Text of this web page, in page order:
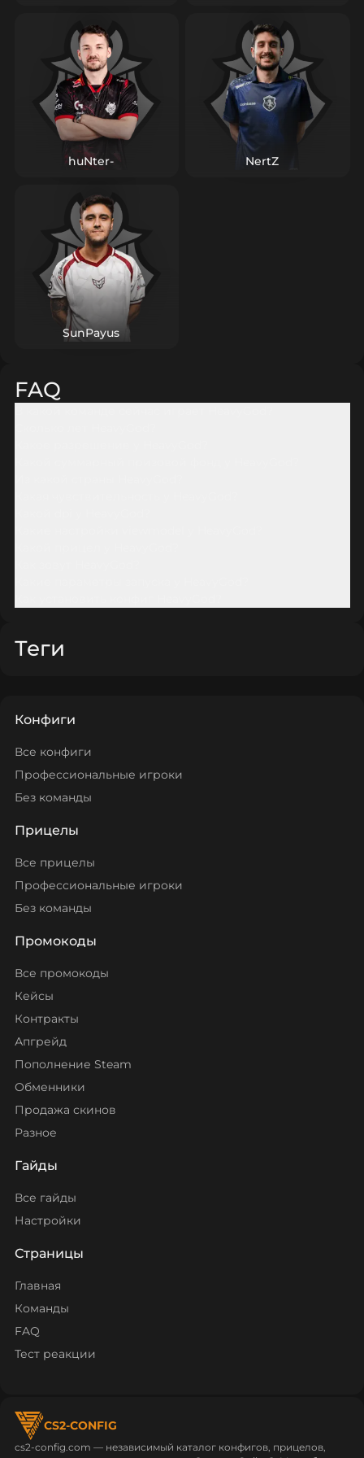
дуэлей. Такая манера снижает волатильность серий и
добавляет команде устойчивости на длинной
дистанции. Поэтому Никита Мартыненко (Nikita
Martynenko) — именно тот тип игрока, вокруг которого
удобно строить «базовую» часть плана: он превращает
маленькие преимущества в выигранные карты и
помогает звёздным партнёрам раскрывать потенциал
без лишнего риска для результата.
huNter- NertZ
SunPayus
FAQ
Теги
Конфиги
Все конфиги
Профессиональные игроки
Без команды
Прицелы
Все прицелы
Профессиональные игроки
Без команды
Промокоды
Все промокоды
Кейсы
Контракты
Апгрейд
Пополнение Steam
Обменники
Продажа скинов
Разное
Гайды
Все гайды
Настройки
Страницы
Главная
Команды
FAQ
Тест реакции
CS2-CONFIG
cs2-config.com — независимый каталог конфигов, прицелов,